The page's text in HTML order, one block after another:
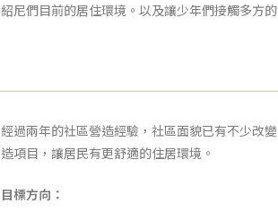
紹尼們目前的居住環境。以及讓少年們接觸多方
經過兩年的社區營造經驗，社區面貌已有不少改
造項目，讓居民有更舒適的住居環境。
目標方向：